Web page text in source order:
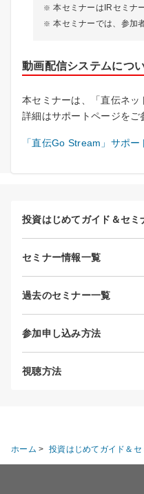
本セミナーはIRセミナ
本セミナーでは、参加
動画配信システムにつ
本セミナーは、「直伝ネッ
詳細はサポートページをご
「直伝Go Stream」サポー
投資はじめてガイド＆セミ
セミナー情報一覧
過去のセミナー一覧
参加申し込み方法
視聴方法
ホーム > 投資はじめてガイド＆セ